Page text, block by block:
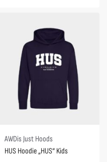
AWDis Just Hoods
HUS Hoodie „HUS“ Kids